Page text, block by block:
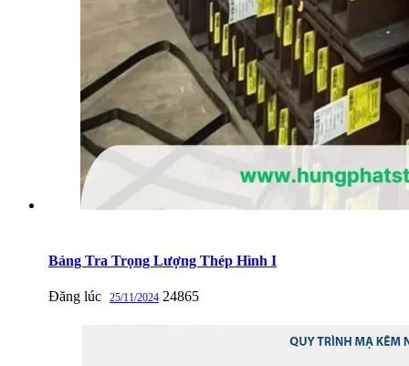
Bảng Tra Trọng Lượng Thép Hình I
Đăng lúc 25/11/2024 24865